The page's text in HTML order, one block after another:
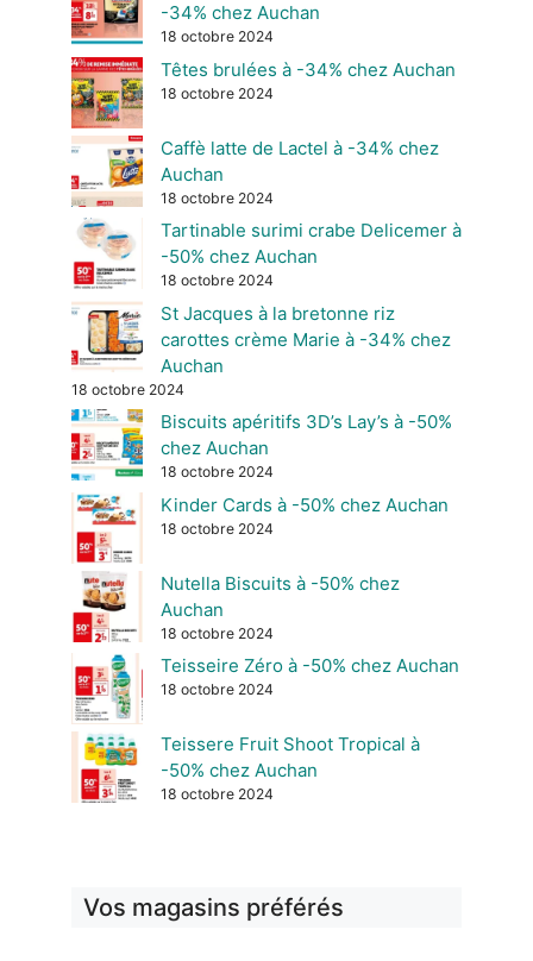
-34% chez Auchan
18 octobre 2024
Têtes brulées à -34% chez Auchan
18 octobre 2024
Caffè latte de Lactel à -34% chez
Auchan
18 octobre 2024
Tartinable surimi crabe Delicemer à
-50% chez Auchan
18 octobre 2024
St Jacques à la bretonne riz
carottes crème Marie à -34% chez
Auchan
18 octobre 2024
Biscuits apéritifs 3D’s Lay’s à -50%
chez Auchan
18 octobre 2024
Kinder Cards à -50% chez Auchan
18 octobre 2024
Nutella Biscuits à -50% chez
Auchan
18 octobre 2024
Teisseire Zéro à -50% chez Auchan
18 octobre 2024
Teissere Fruit Shoot Tropical à
-50% chez Auchan
18 octobre 2024
Vos magasins préférés